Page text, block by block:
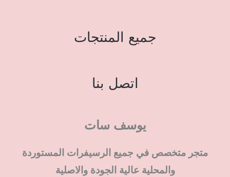
جميع المنتجات
اتصل بنا
يوسف سات
متجر متخصص في جميع الرسيفرات المستوردة
والمحلية عالية الجودة والاصلية